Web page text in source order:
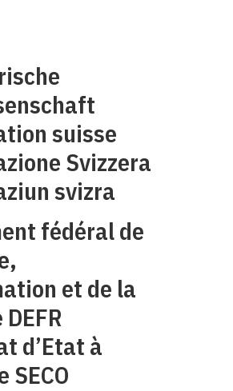
suisse
Svizzera
svizra
fédéral de
et de la
d’Etat à
SECO